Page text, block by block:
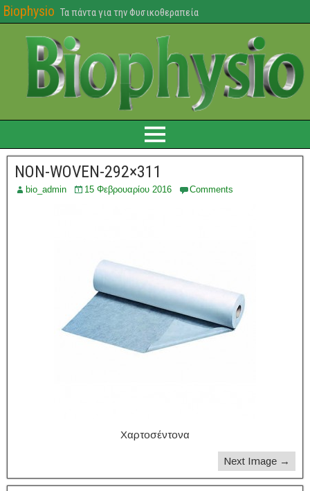
Biophysio Τα πάντα για την Φυσικοθεραπεία
NON-WOVEN-292×311
bio_admin 15 Φεβρουαρίου 2016 Comments
Χαρτοσέντονα
Next Image →